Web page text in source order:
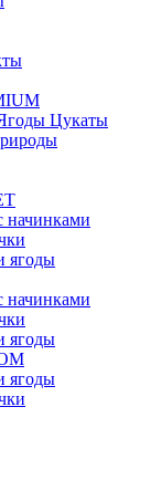
Цукаты
начинками
ягоды
начинками
ягоды
ягоды